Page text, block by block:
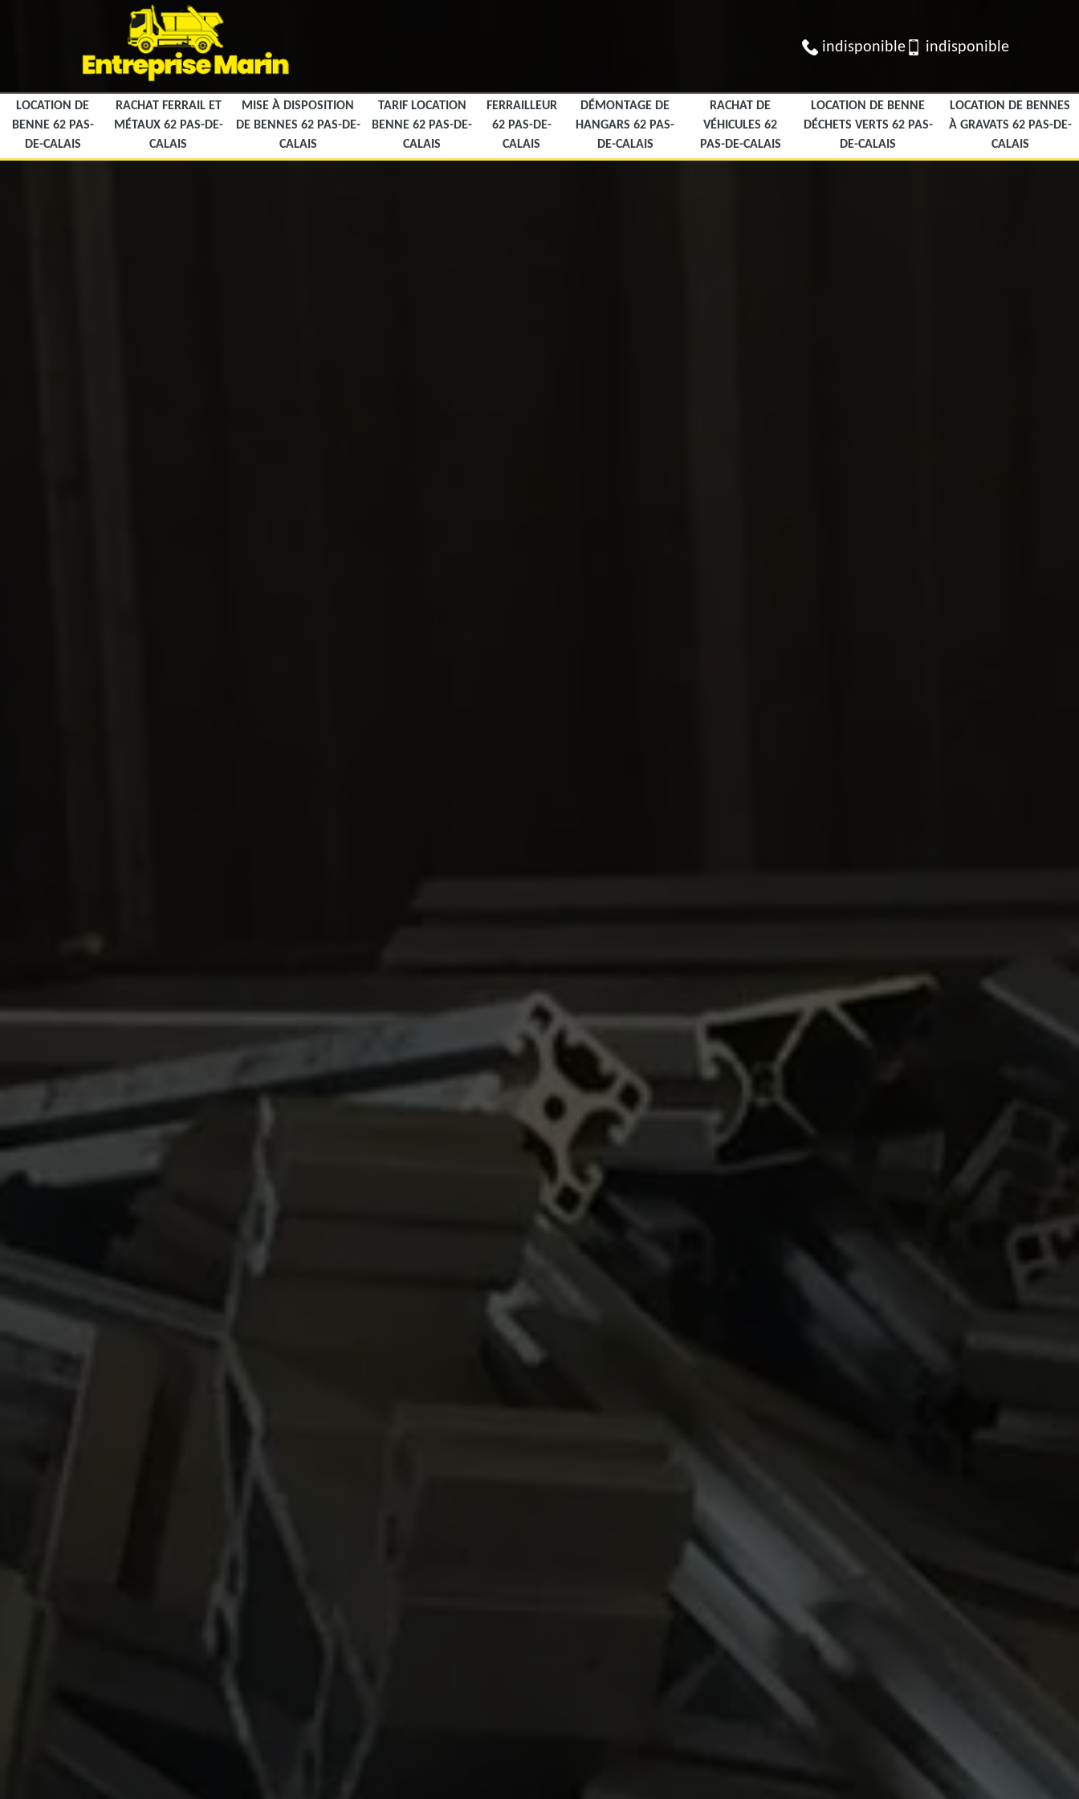
indisponible indisponible
LOCATION DE
BENNE 62 PAS-
DE-CALAIS
RACHAT FERRAIL ET
MÉTAUX 62 PAS-DE-
CALAIS
MISE À DISPOSITION
DE BENNES 62 PAS-DE-
CALAIS
TARIF LOCATION
BENNE 62 PAS-DE-
CALAIS
FERRAILLEUR
62 PAS-DE-
CALAIS
DÉMONTAGE DE
HANGARS 62 PAS-
DE-CALAIS
RACHAT DE
VÉHICULES 62
PAS-DE-CALAIS
LOCATION DE BENNE
DÉCHETS VERTS 62 PAS-
DE-CALAIS
LOCATION DE BENNES
À GRAVATS 62 PAS-DE-
CALAIS